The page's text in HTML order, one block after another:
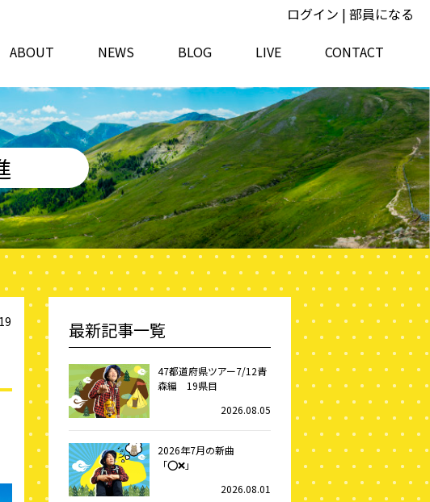
ログイン | 部員になる
ABOUT NEWS BLOG LIVE CONTACT
最新記事一覧
47都道府県ツアー7/12青
森編 19県目
2026.08.05
2026年7月の新曲
「⭕️❌」
2026.08.01